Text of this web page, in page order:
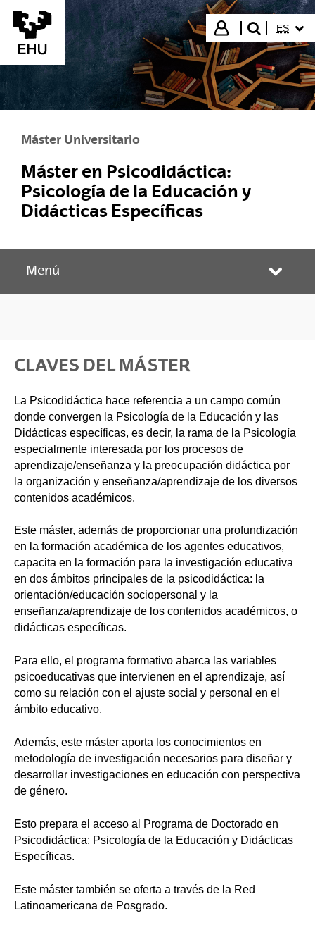
Saltar al contenido principal
Iniciar sesión
buscar"
ES
Máster Universitario
Máster en Psicodidáctica:
Psicología de la Educación y
Didácticas Específicas
Menú
CLAVES DEL MÁSTER
La Psicodidáctica hace referencia a un campo común
donde convergen la Psicología de la Educación y las
Didácticas específicas, es decir, la rama de la Psicología
especialmente interesada por los procesos de
aprendizaje/enseñanza y la preocupación didáctica por
la organización y enseñanza/aprendizaje de los diversos
contenidos académicos.
Este máster, además de proporcionar una profundización
en la formación académica de los agentes educativos,
capacita en la formación para la investigación educativa
en dos ámbitos principales de la psicodidáctica: la
orientación/educación sociopersonal y la
enseñanza/aprendizaje de los contenidos académicos, o
didácticas específicas.
Para ello, el programa formativo abarca las variables
psicoeducativas que intervienen en el aprendizaje, así
como su relación con el ajuste social y personal en el
ámbito educativo.
Además, este máster aporta los conocimientos en
metodología de investigación necesarios para diseñar y
desarrollar investigaciones en educación con perspectiva
de género.
Esto prepara el acceso al Programa de Doctorado en
Psicodidáctica: Psicología de la Educación y Didácticas
Específicas.
Este máster también se oferta a través de la Red
Latinoamericana de Posgrado.